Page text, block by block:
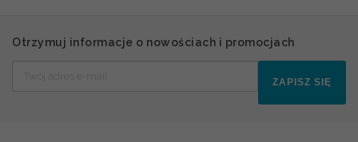
Otrzymuj informacje o nowościach i promocjach
ZAPISZ SIĘ